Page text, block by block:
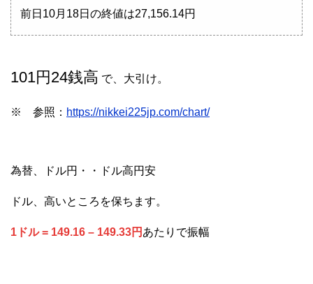
前日10月18日の終値は27,156.14円
101円24銭高 で、大引け。
※ 参照： https://nikkei225jp.com/chart/
為替、ドル円・・ドル高円安
ドル、高いところを保ちます。
1ドル = 149.16 – 149.33円 あたりで振幅